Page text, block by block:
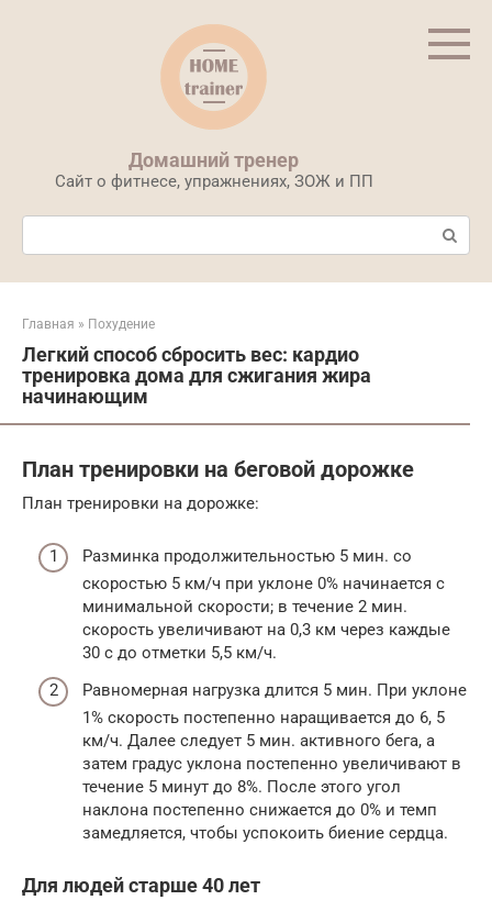
Домашний тренер
Сайт о фитнесе, упражнениях, ЗОЖ и ПП
Поиск:
Главная » Похудение
Легкий способ сбросить вес: кардио
тренировка дома для сжигания жира
начинающим
План тренировки на беговой дорожке
План тренировки на дорожке:
Разминка продолжительностью 5 мин. со
скоростью 5 км/ч при уклоне 0% начинается с
минимальной скорости; в течение 2 мин.
скорость увеличивают на 0,3 км через каждые
30 с до отметки 5,5 км/ч.
Равномерная нагрузка длится 5 мин. При уклоне
1% скорость постепенно наращивается до 6, 5
км/ч. Далее следует 5 мин. активного бега, а
затем градус уклона постепенно увеличивают в
течение 5 минут до 8%. После этого угол
наклона постепенно снижается до 0% и темп
замедляется, чтобы успокоить биение сердца.
Для людей старше 40 лет